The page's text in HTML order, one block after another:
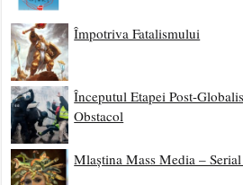
Împotriva Fatalismului
Începutul Etapei Post-
Obstacol
Mlaștina Mass Media –